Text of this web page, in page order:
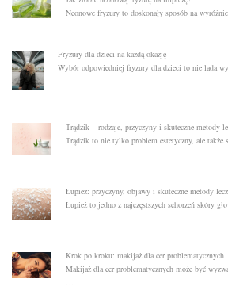
Neonowe fryzury to doskonały sposób na
Fryzury dla dzieci na każdą okazję
Wybór odpowiedniej fryzury dla dzieci to nie lada
Trądzik – rodzaje, przyczyny i skuteczne metody
Trądzik to nie tylko problem estetyczny, ale także
Łupież: przyczyny, objawy i skuteczne metody
Łupież to jedno z najczęstszych schorzeń skóry
Krok po kroku: makijaż dla cer problematycznych
Makijaż dla cer problematycznych może być
…